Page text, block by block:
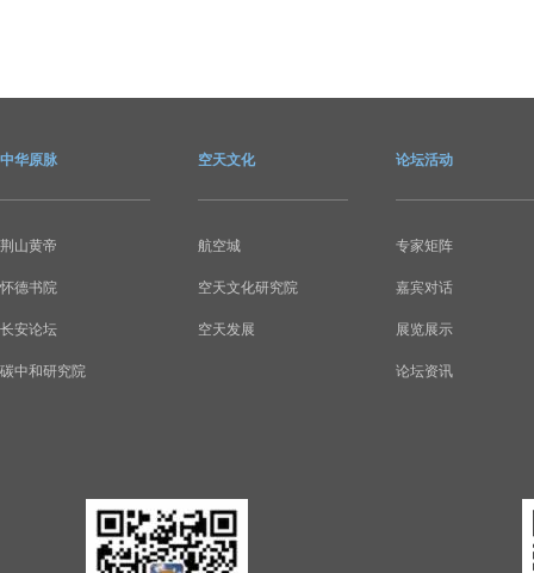
中华原脉
荆山黄帝
怀德书院
长安论坛
碳中和研究院
空天文化
航空城
空天文化研究院
空天发展
论坛活动
专家矩阵
嘉宾对话
展览展示
论坛资讯